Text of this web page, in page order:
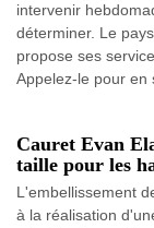
intervenir
déterminer. Le
propose ses
Appelez-le pour en
Cauret Evan
taille pour les
L'embellissement
à la réalisation